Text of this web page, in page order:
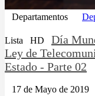
Departamentos
Lista HD
Día
Ley de
Estado - Parte 02
17 de Mayo de 2019